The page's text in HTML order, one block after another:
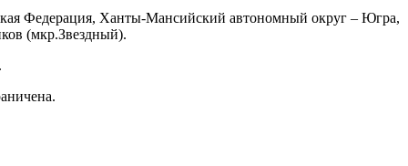
Федерация, Ханты-Мансийский автономный округ – Югра,
(мкр.Звездный).